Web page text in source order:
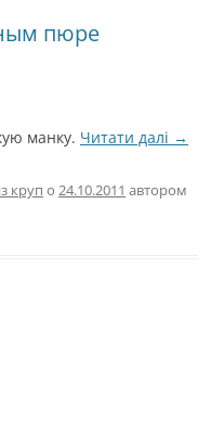
пюре
манку. Читати далі →
круп о 24.10.2011 автором